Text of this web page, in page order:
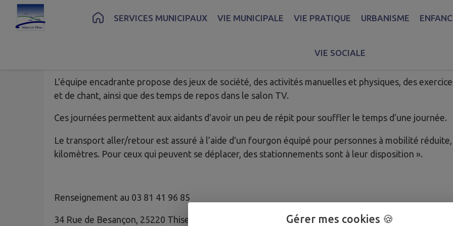
Contenu Recherche Pied de page
SERVICES MUNICIPAUX VIE MUNICIPALE VIE PRATIQUE URBANISME
VIE SOCIALE
L'équipe encadrante propose des jeux de société, des activités manuelles et physiques, des
et de chant, ainsi que des temps de repos dans le salon TV.
Ces journées permettent aux aidants d’avoir un peu de répit pour souffler le temps d’une journée.
Le transport aller/retour est assuré à l’aide d'un fourgon équipé pour personnes à mobilité réduite,
kilomètres. Pour ceux qui peuvent se déplacer, des stationnements sont à leur disposition ».
Renseignement au 03 81 41 96 85
34 Rue de Besançon, 25220 Thise Gérer mes cookies 🍪